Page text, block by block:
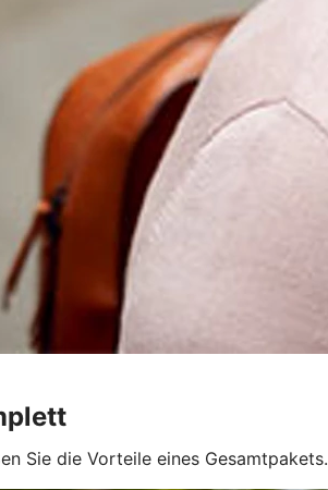
Sie die Vorteile eines Gesamtpakets.